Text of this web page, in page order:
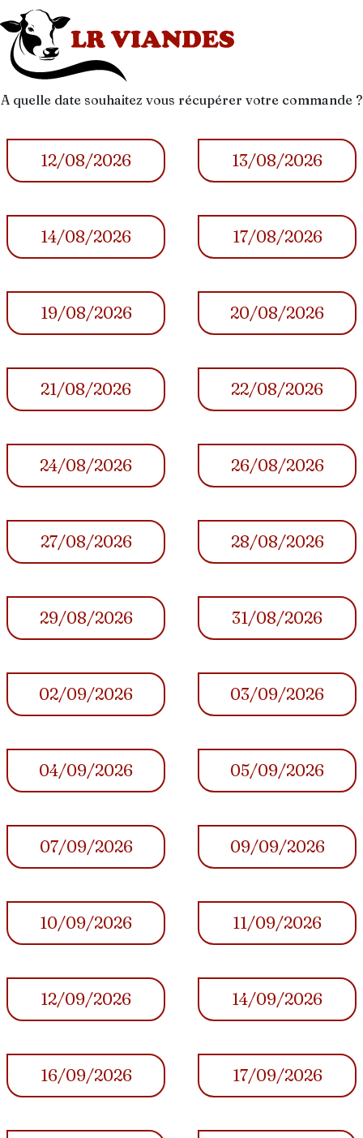
A quelle date souhaitez vous récupérer votre commande ?
12/08/2026 13/08/2026
14/08/2026 17/08/2026
19/08/2026 20/08/2026
21/08/2026 22/08/2026
24/08/2026 26/08/2026
27/08/2026 28/08/2026
29/08/2026 31/08/2026
02/09/2026 03/09/2026
04/09/2026 05/09/2026
07/09/2026 09/09/2026
10/09/2026 11/09/2026
12/09/2026 14/09/2026
16/09/2026 17/09/2026